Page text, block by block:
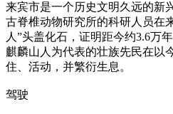
来宾市是一个历史文明久远的新
古脊椎动物研究所的科研人员在
人”头盖化石，证明距今约3.6万
麒麟山人为代表的壮族先民在以
住、活动，并繁衍生息。
驾驶